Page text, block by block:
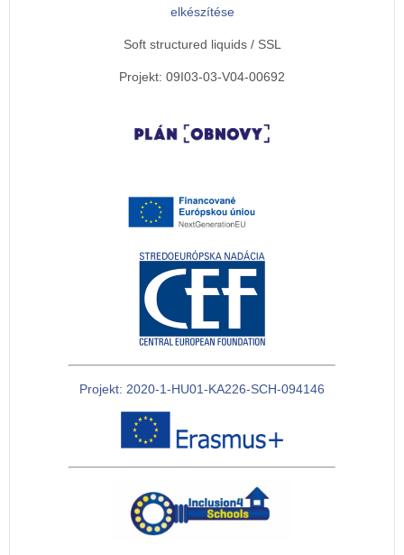
elkészítése
Soft structured liquids / SSL
Projekt: 09I03-03-V04-00692
Projekt: 2020-1-HU01-KA226-SCH-094146